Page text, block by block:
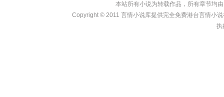
本站所有小说为转载作品，所有章节均
Copyright © 2011 言情小说库提供完全免费港台言情小
执